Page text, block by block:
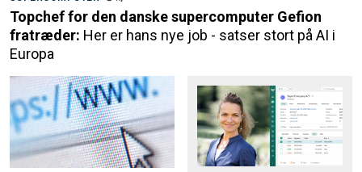
Topchef for den danske supercomputer Gefion
fratræder: Her er hans nye job - satser stort på AI i
Europa